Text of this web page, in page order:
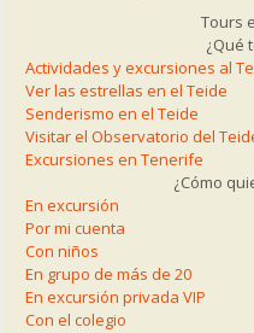
Tours
¿Qué
Actividades y excursiones al
Ver las estrellas en el Teide
Senderismo en el Teide
Visitar el Observatorio del
Excursiones en Tenerife
¿Cómo
En excursión
Por mi cuenta
Con niños
En grupo de más de 20
En excursión privada VIP
Con el colegio